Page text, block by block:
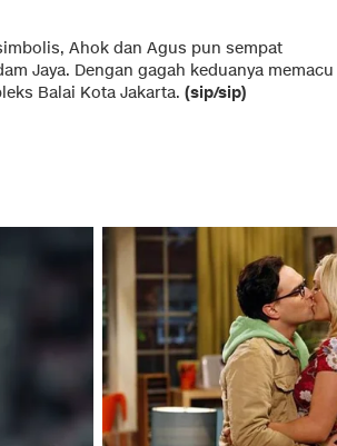
Ahok dan Agus pun sempat
Jaya. Dengan gagah keduanya memacu
Balai Kota Jakarta. (sip/sip)